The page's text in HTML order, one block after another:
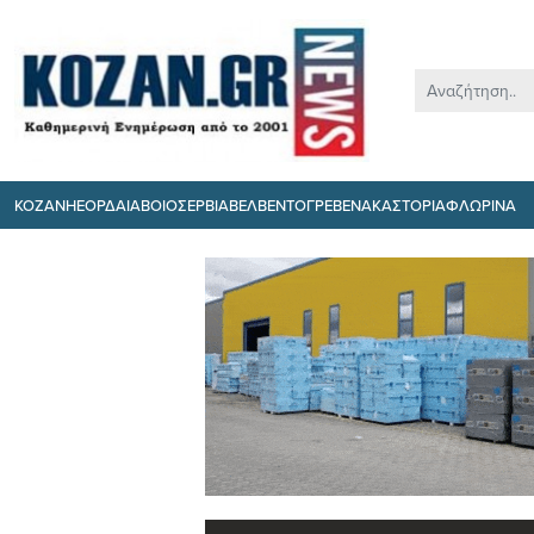
ΚΟΖΑΝΗΕΟΡΔΑΙΑΒΟΙΟΣΕΡΒΙΑΒΕΛΒΕΝΤΟΓΡΕΒΕΝΑΚΑΣΤΟΡΙΑΦΛΩΡΙΝΑ